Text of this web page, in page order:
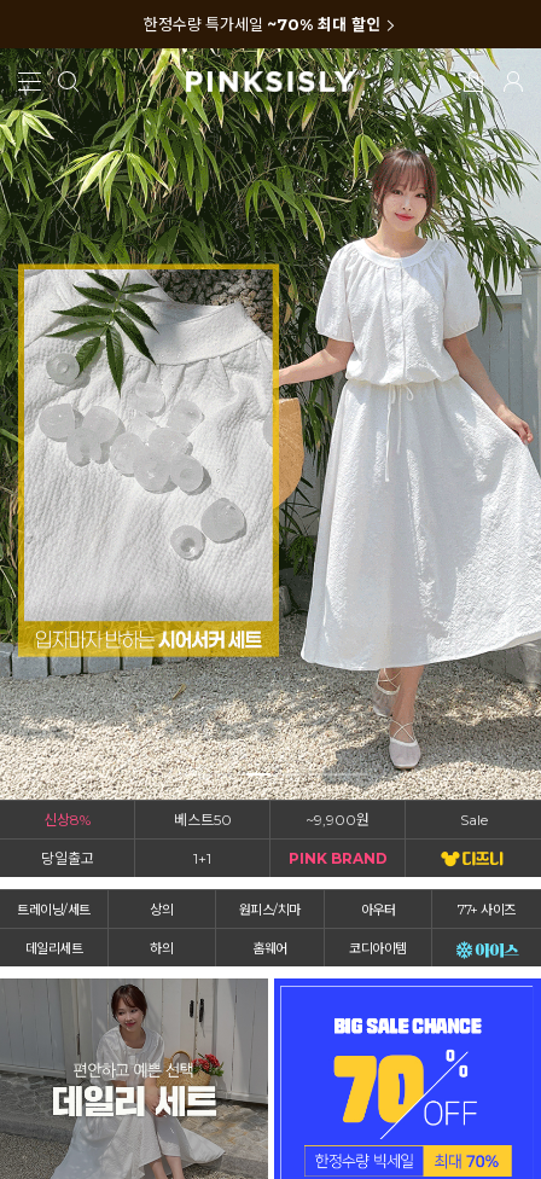
한정수량 특가세일 ~70% 최대 할인
신상8% 베스트50 ~9,900원 Sale
당일출고 1+1 PINK BRAND
트레이닝/세트 상의 원피스/치마 아우터 77+ 사이즈
데일리세트 하의 홈웨어 코디아이템